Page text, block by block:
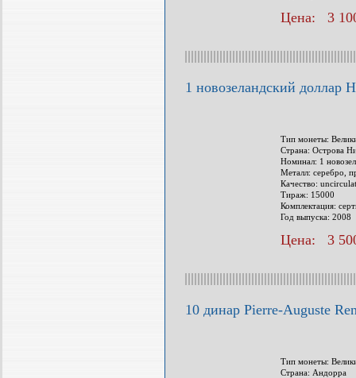
Цена: 3
1 новозеландский
Тип монеты:
Страна: Острова
Номинал: 1
Металл: серебро,
Качество:
Тираж: 15000
Комплектация:
Год выпуска: 2008
Цена: 3
10 динар Pierre-Auguste
Тип монеты:
Страна: Андорра